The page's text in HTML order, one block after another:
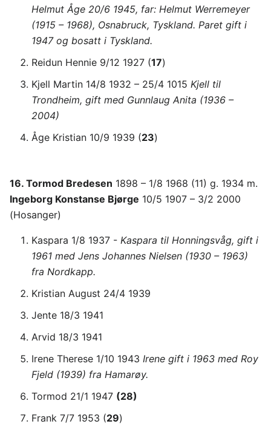
Helmut Åge 20/6 1945, far: Helmut Werremeyer
(1915 – 1968), Osnabruck, Tyskland. Paret gift i
1947 og bosatt i Tyskland.
Reidun Hennie 9/12 1927 (17)
Kjell Martin 14/8 1932 – 25/4 1015 Kjell til
Trondheim, gift med Gunnlaug Anita (1936 –
2004)
Åge Kristian 10/9 1939 (23)
16. Tormod Bredesen 1898 – 1/8 1968 (11) g. 1934 m.
Ingeborg Konstanse Bjørge 10/5 1907 – 3/2 2000
(Hosanger)
Kaspara 1/8 1937 - Kaspara til Honningsvåg, gift i
1961 med Jens Johannes Nielsen (1930 – 1963)
fra Nordkapp.
Kristian August 24/4 1939
Jente 18/3 1941
Arvid 18/3 1941
Irene Therese 1/10 1943 Irene gift i 1963 med Roy
Fjeld (1939) fra Hamarøy.
Tormod 21/1 1947 (28)
Frank 7/7 1953 (29)